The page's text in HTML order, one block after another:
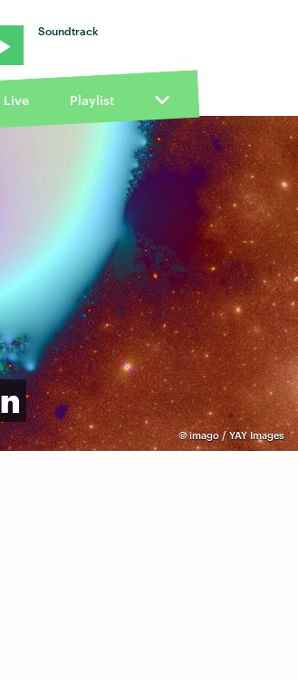
Soundtrack
von Sophie Meiers · "Collar" von Sophie
Live Playlist
©imago / YAY Images